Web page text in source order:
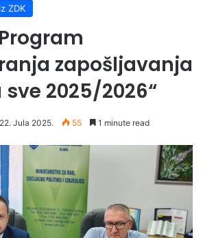
ZDK
zapošljavanja
sve 2025/2026“
22. Jula 2025. 55 1 minute read